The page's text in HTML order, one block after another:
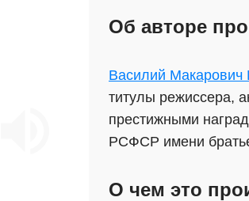
Об авторе
Василий
титулы режиссера,
престижными
РСФСР имени
О чем это